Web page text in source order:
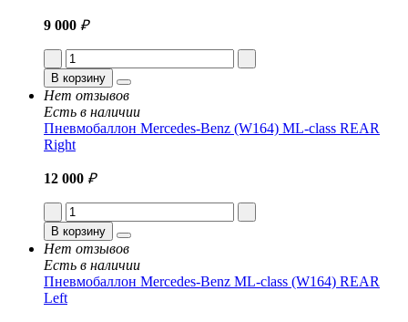
9 000 ₽
В корзину
Нет отзывов
Есть в наличии
Пневмобаллон Mercedes-Benz (W164) ML-class REAR
Right
12 000 ₽
В корзину
Нет отзывов
Есть в наличии
Пневмобаллон Mercedes-Benz ML-class (W164) REAR
Left